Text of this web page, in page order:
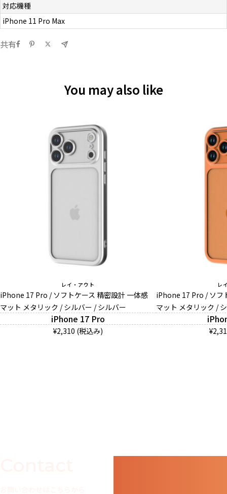
対応機種
iPhone 11 Pro Max
共有
You may also like
レイ・アウト
iPhone 17 Pro / ソフトケース 精密設計 一体感
マット メタリック / シルバー / シルバー
iPhone 17 Pro
¥2,310 (税込み)
レ
iPhone 17 Pro / ソフ
マット メタリック /